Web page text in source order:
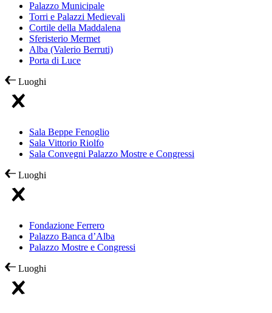
Palazzo Municipale
Torri e Palazzi Medievali
Cortile della Maddalena
Sferisterio Mermet
Alba (Valerio Berruti)
Porta di Luce
Luoghi
Sala Beppe Fenoglio
Sala Vittorio Riolfo
Sala Convegni Palazzo Mostre e Congressi
Luoghi
Fondazione Ferrero
Palazzo Banca d’Alba
Palazzo Mostre e Congressi
Luoghi